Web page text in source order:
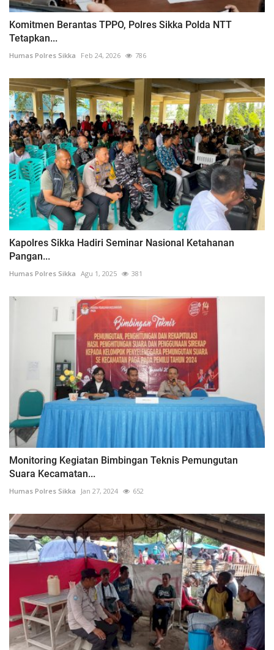
Komitmen Berantas TPPO, Polres Sikka Polda NTT
Tetapkan...
Humas Polres Sikka Feb 24, 2026 786
Kapolres Sikka Hadiri Seminar Nasional Ketahanan
Pangan...
Humas Polres Sikka Agu 1, 2025 381
Monitoring Kegiatan Bimbingan Teknis Pemungutan
Suara Kecamatan...
Humas Polres Sikka Jan 27, 2024 652